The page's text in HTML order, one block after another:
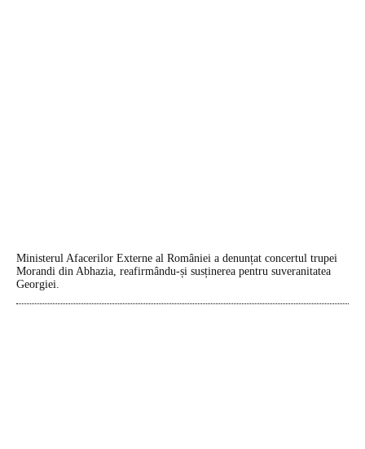
Ministerul Afacerilor Externe al României a denunțat concertul trupei
Morandi din Abhazia, reafirmându-și susținerea pentru suveranitatea
Georgiei.